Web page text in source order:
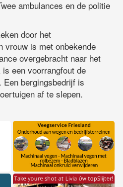
ambulances en de politie
door het
vrouw is met onbekende
overgebracht naar het
een voorrangfout de
bergingsbedrijf is
af te slepen.